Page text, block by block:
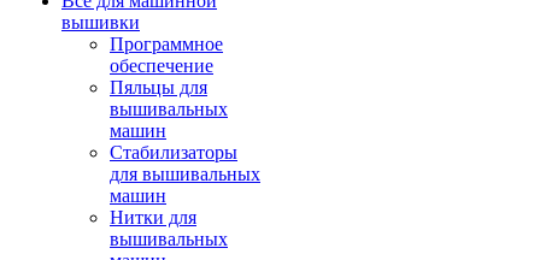
вышивки
Программное
обеспечение
Пяльцы для
вышивальных
машин
Стабилизаторы
для вышивальных
машин
Нитки для
вышивальных